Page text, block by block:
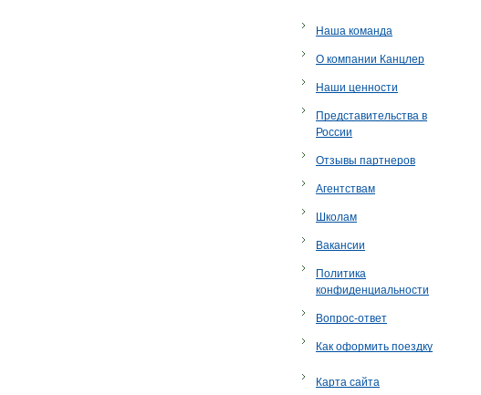
Наша команда
О компании Канцлер
Наши ценности
Представительства в
России
Отзывы партнеров
Агентствам
Школам
Вакансии
Политика
конфиденциальности
Вопрос-ответ
Как оформить поездку
Карта сайта